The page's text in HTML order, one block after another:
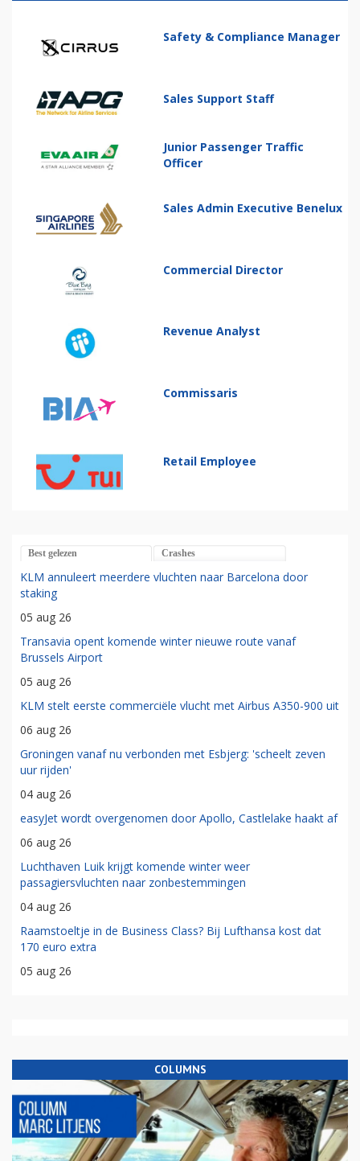
Safety & Compliance Manager
Sales Support Staff
Junior Passenger Traffic
Officer
Sales Admin Executive Benelux
Commercial Director
Revenue Analyst
Commissaris
Retail Employee
Best gelezen Crashes
KLM annuleert meerdere vluchten naar Barcelona door
staking
05 aug 26
Transavia opent komende winter nieuwe route vanaf
Brussels Airport
05 aug 26
KLM stelt eerste commerciële vlucht met Airbus A350-900 uit
06 aug 26
Groningen vanaf nu verbonden met Esbjerg: 'scheelt zeven
uur rijden'
04 aug 26
easyJet wordt overgenomen door Apollo, Castlelake haakt af
06 aug 26
Luchthaven Luik krijgt komende winter weer
passagiersvluchten naar zonbestemmingen
04 aug 26
Raamstoeltje in de Business Class? Bij Lufthansa kost dat
170 euro extra
05 aug 26
COLUMNS